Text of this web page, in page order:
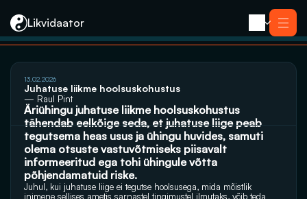
Likvidaator
Ликвидация с продажей
Ликвидация компании
Реорганизация
Банкротство
Закрытие компании e-резидента
Kontakt
13.02.2026
Juhatuse liikme hoolsuskohustus
— Raul Pint
Äriühingu juhatuse liikme hoolsuskohustus
tähendab eelkõige seda, et juhatuse liige peab
tegutsema heas usus ja ühingu huvides, samuti
olema otsuste vastuvõtmiseks piisavalt
informeeritud ega tohi ühingule võtta
põhjendamatuid riske.
Juhul, kui juhatuse liige ei tegutse hoolsusega, mida mõistlik
inimene sellises ametis sarnastel tingimustel ilmutaks, võib teda